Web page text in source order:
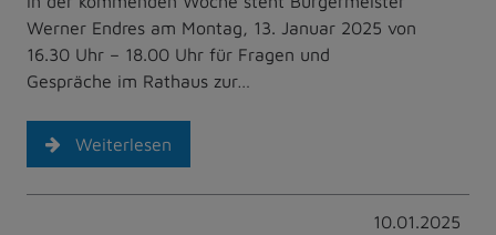
Werner Endres am Montag, 13. Januar 2025 von
16.30 Uhr – 18.00 Uhr für Fragen und
Gespräche im Rathaus zur…
Weiterlesen
10.01.2025